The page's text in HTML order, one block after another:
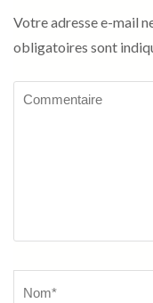
Votre adresse e-mail
obligatoires sont
Commentaire